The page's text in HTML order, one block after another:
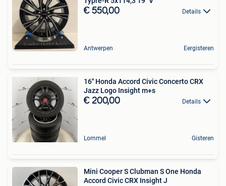
€ 550,00 Details
Antwerpen Eergisteren
16'' Honda Accord Civic Concerto CRX
Jazz Logo Insight m+s
€ 200,00 Details
Lommel Gisteren
Mini Cooper S Clubman S One Honda
Accord Civic CRX Insight J